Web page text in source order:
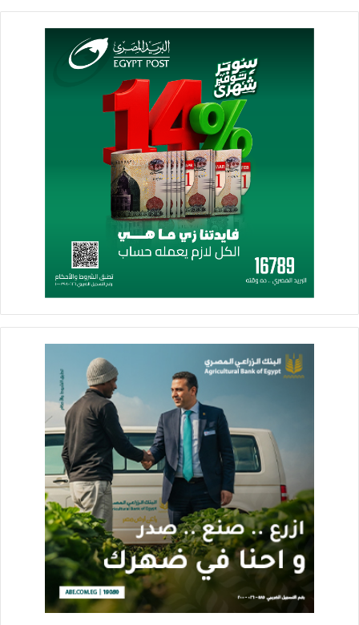
“جيلي الصينية” و”أوتو موبيليتي”: سيكون مشروعكم من المشروعات
التي ستحظى بهذه الحوافز، وسأتابع بنفسي هذا المشروع المُهم،
وسأقدم كل الدعم الممكن.